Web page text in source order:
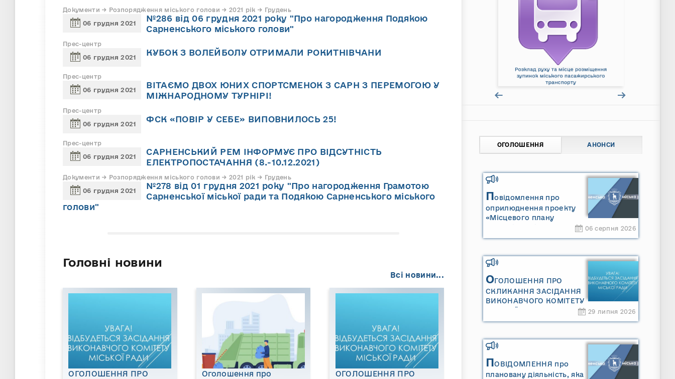
Документи → Розпорядження міського голови → 2021 рік → Грудень
06 грудня 2021
№286 від 06 грудня 2021 року "Про нагородження Подякою
Сарненського міського голови"
Прес-центр
06 грудня 2021 КУБОК З ВОЛЕЙБОЛУ ОТРИМАЛИ РОКИТНІВЧАНИ
Прес-центр
06 грудня 2021
ВІТАЄМО ДВОХ ЮНИХ СПОРТСМЕНОК З САРН З ПЕРЕМОГОЮ У
МІЖНАРОДНОМУ ТУРНІРІ!
Прес-центр
06 грудня 2021 ФСК «ПОВІР У СЕБЕ» ВИПОВНИЛОСЬ 25!
Прес-центр
06 грудня 2021
САРНЕНСЬКИЙ РЕМ ІНФОРМУЄ ПРО ВІДСУТНІСТЬ
ЕЛЕКТРОПОСТАЧАННЯ (8.-10.12.2021)
Документи → Розпорядження міського голови → 2021 рік → Грудень
06 грудня 2021
№278 від 01 грудня 2021 року "Про нагородження Грамотою
Сарненської міської ради та Подякою Сарненського міського
голови"
Головні новини
Всі новини...
ОГОЛОШЕННЯ ПРО
Оголошення про
ОГОЛОШЕННЯ ПРО
ОГОЛОШЕННЯ АНОНСИ
Повідомлення про
оприлюднення проекту
«Місцевого плану
Сарненської міської
та «Звіту про стратегічну
екологічну оцінку
«Місцевого плану
управління відходами
Сарненської міської
територіальної громади»
06 серпня 2026
ОГОЛОШЕННЯ ПРО
СКЛИКАННЯ ЗАСІДАННЯ
ВИКОНАВЧОГО КОМІТЕТУ
МІСЬКОЇ РАДИ
29 липня 2026
ПОВІДОМЛЕННЯ про
плановану діяльність, яка